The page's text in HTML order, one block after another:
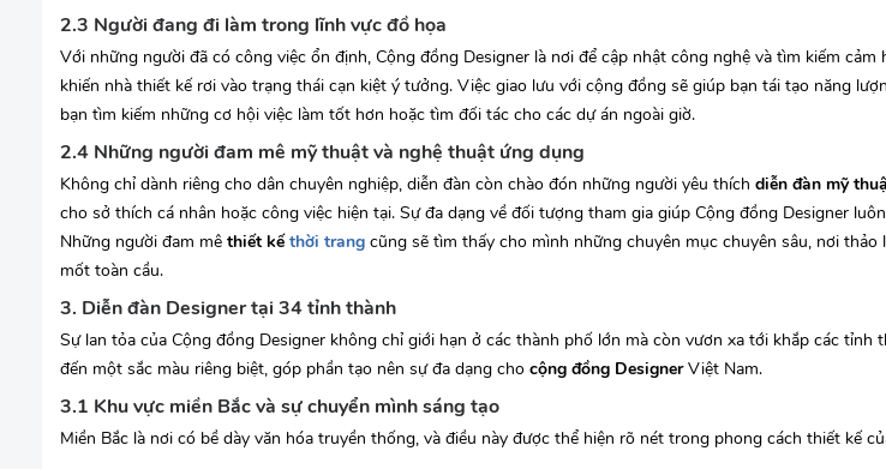
2.3 Người đang đi làm trong lĩnh vực đồ họa
Với những người đã có công việc ổn định, Cộng đồng Designer là nơi để cập nhật công nghệ và tìm kiếm
khiến nhà thiết kế rơi vào trạng thái cạn kiệt ý tưởng. Việc giao lưu với cộng đồng sẽ giúp bạn tái tạo năng
bạn tìm kiếm những cơ hội việc làm tốt hơn hoặc tìm đối tác cho các dự án ngoài giờ.
2.4 Những người đam mê mỹ thuật và nghệ thuật ứng dụng
Không chỉ dành riêng cho dân chuyên nghiệp, diễn đàn còn chào đón những người yêu thích diễn đàn mỹ
cho sở thích cá nhân hoặc công việc hiện tại. Sự đa dạng về đối tượng tham gia giúp Cộng đồng Designer
Những người đam mê thiết kếthời trang cũng sẽ tìm thấy cho mình những chuyên mục chuyên sâu, nơi
mốt toàn cầu.
3. Diễn đàn Designer tại 34 tỉnh thành
Sự lan tỏa của Cộng đồng Designer không chỉ giới hạn ở các thành phố lớn mà còn vươn xa tới khắp các tỉnh
đến một sắc màu riêng biệt, góp phần tạo nên sự đa dạng cho cộng đồng DesignerViệt Nam.
3.1 Khu vực miền Bắc và sự chuyển mình sáng tạo
Miền Bắc là nơi có bề dày văn hóa truyền thống, và điều này được thể hiện rõ nét trong phong cách thiết kế